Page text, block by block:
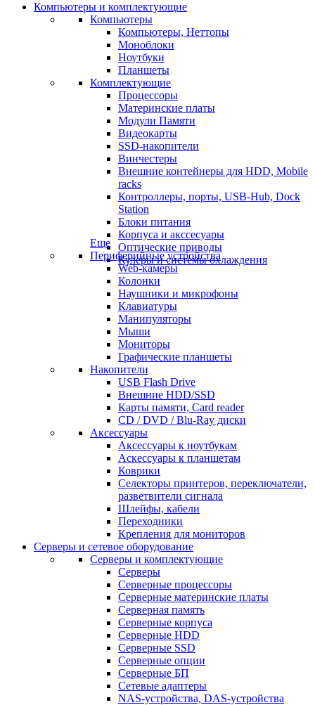
Компьютеры и комплектующие
Компьютеры
Компьютеры, Неттопы
Моноблоки
Ноутбуки
Планшеты
Комплектующие
Процессоры
Материнские платы
Модули Памяти
Видеокарты
SSD-накопители
Винчестеры
Внешние контейнеры для HDD, Mobile
racks
Контроллеры, порты, USB-Hub, Dock
Station
Блоки питания
Корпуса и акссесуары
Оптические приводы
Кулеры и системы охлаждения
Еще
Периферийные устройства
Web-камеры
Колонки
Наушники и микрофоны
Клавиатуры
Манипуляторы
Мыши
Мониторы
Графические планшеты
Накопители
USB Flash Drive
Внешние HDD/SSD
Карты памяти, Card reader
CD / DVD / Blu-Ray диски
Аксессуары
Аксессуары к ноутбукам
Аскессуары к планшетам
Коврики
Селекторы принтеров, переключатели,
разветвители сигнала
Шлейфы, кабели
Переходники
Крепления для мониторов
Серверы и сетевое оборудование
Серверы и комплектующие
Серверы
Серверные процессоры
Серверные материнские платы
Серверная память
Серверные корпуса
Серверные HDD
Серверные SSD
Серверные опции
Серверные БП
Сетевые адаптеры
NAS-устройства, DAS-устройства